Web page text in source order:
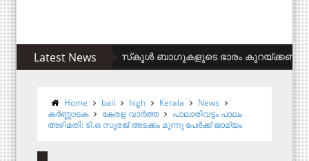
Latest News സിഎഎ അനുകൂലികള്‍ക്ക് കുടിവെള്ളം
Home bail high Kerala
News
കര്‍ണ്ണാടക
കേരള വാര്‍ത്ത
പാലാരിവട്ടം പാലം
അഴിമതി: ടി.ഒ സൂരജ് അടക്കം മൂന്നു പേർക്ക് ജാമ്യം